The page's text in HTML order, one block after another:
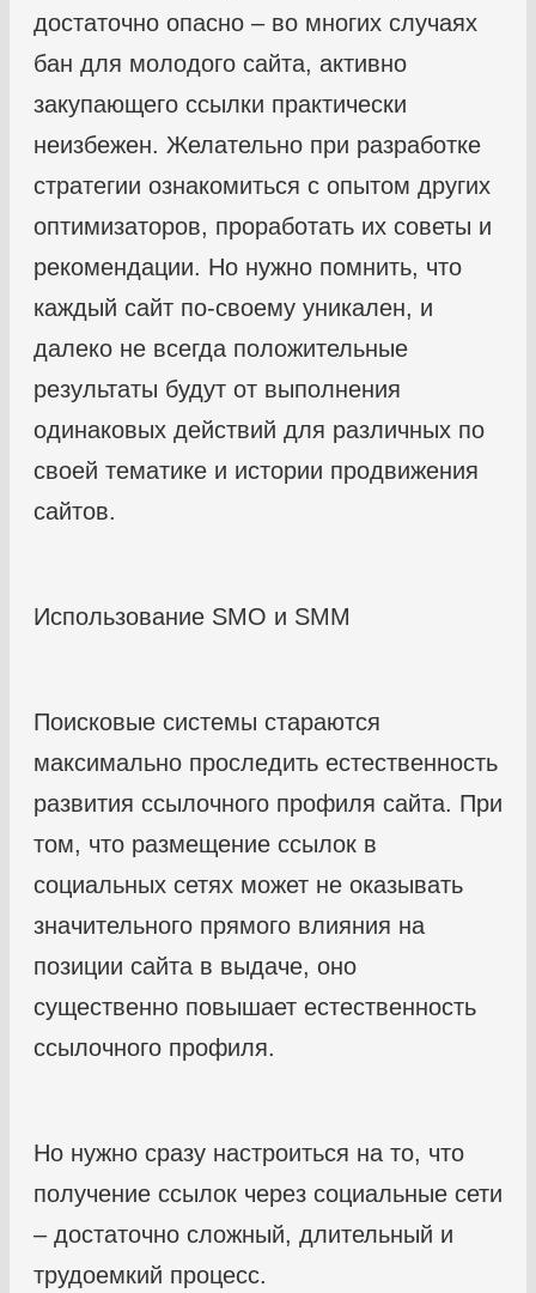
достаточно опасно – во многих случаях
бан для молодого сайта, активно
закупающего ссылки практически
неизбежен. Желательно при разработке
стратегии ознакомиться с опытом других
оптимизаторов, проработать их советы и
рекомендации. Но нужно помнить, что
каждый сайт по-своему уникален, и
далеко не всегда положительные
результаты будут от выполнения
одинаковых действий для различных по
своей тематике и истории продвижения
сайтов.
Использование SMO и SMM
Поисковые системы стараются
максимально проследить естественность
развития ссылочного профиля сайта. При
том, что размещение ссылок в
социальных сетях может не оказывать
значительного прямого влияния на
позиции сайта в выдаче, оно
существенно повышает естественность
ссылочного профиля.
Но нужно сразу настроиться на то, что
получение ссылок через социальные сети
– достаточно сложный, длительный и
трудоемкий процесс.